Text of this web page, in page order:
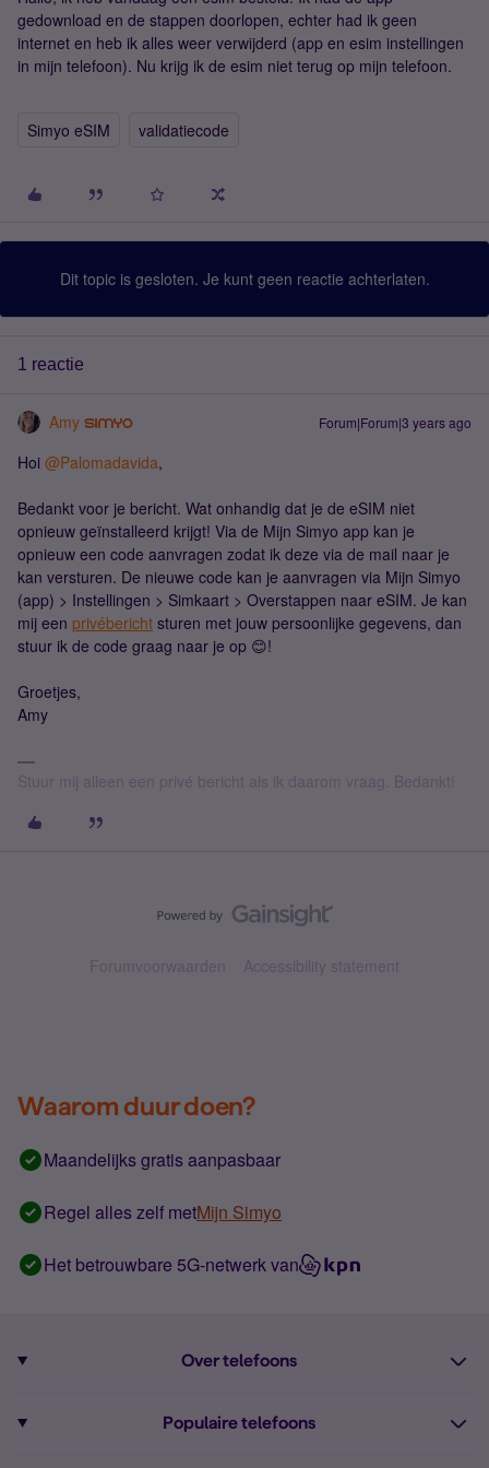
gedownload en de stappen doorlopen, echter had ik geen
internet en heb ik alles weer verwijderd (app en esim instellingen
in mijn telefoon). Nu krijg ik de esim niet terug op mijn telefoon.
Simyo eSIM validatiecode
Dit topic is gesloten. Je kunt geen reactie achterlaten.
1 reactie
Amy Forum|Forum|3 years ago
Hoi @Palomadavida,
Bedankt voor je bericht. Wat onhandig dat je de eSIM niet
opnieuw geïnstalleerd krijgt! Via de Mijn Simyo app kan je
opnieuw een code aanvragen zodat ik deze via de mail naar je
kan versturen. De nieuwe code kan je aanvragen via Mijn Simyo
(app) > Instellingen > Simkaart > Overstappen naar eSIM. Je kan
mij een privébericht sturen met jouw persoonlijke gegevens, dan
stuur ik de code graag naar je op 😊!
Groetjes,
Amy
Stuur mij alleen een privé bericht als ik daarom vraag. Bedankt!
Forumvoorwaarden Accessibility statement
Waarom duur doen?
Maandelijks gratis aanpasbaar
Regel alles zelf metMijn Simyo
Het betrouwbare 5G-netwerk van
Over telefoons
Populaire telefoons